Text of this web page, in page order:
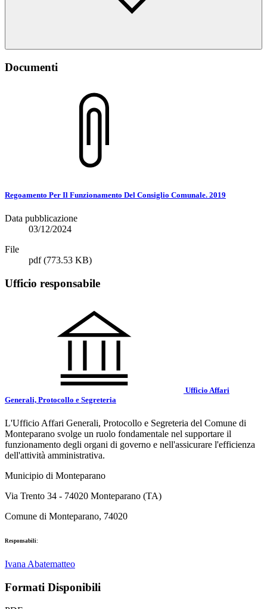
Documenti
Regoamento Per Il Funzionamento Del Consiglio Comunale. 2019
Data pubblicazione
03/12/2024
File
pdf(773.53 KB)
Ufficio responsabile
Ufficio Affari
Generali, Protocollo e Segreteria
L'Ufficio Affari Generali, Protocollo e Segreteria del Comune di
Monteparano svolge un ruolo fondamentale nel supportare il
funzionamento degli organi di governo e nell'assicurare l'efficienza
dell'attività amministrativa.
Municipio di Monteparano
Via Trento 34 - 74020 Monteparano (TA)
Comune di Monteparano, 74020
Responsabili:
Ivana Abatematteo
Formati Disponibili